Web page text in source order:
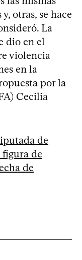
otras, se hace
La
dio en el
violencia
en la
por la
Cecilia
de
de
de